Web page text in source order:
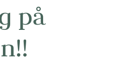
på